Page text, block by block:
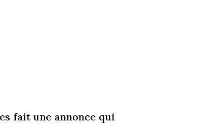
fait une annonce qui